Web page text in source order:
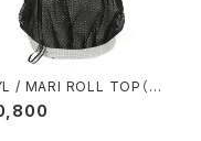
/ MARI ROLL TOP（GR